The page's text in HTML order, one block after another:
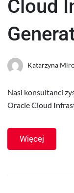
Cloud
Katarzyna
Nasi konsultanci
Oracle Cloud
Więcej